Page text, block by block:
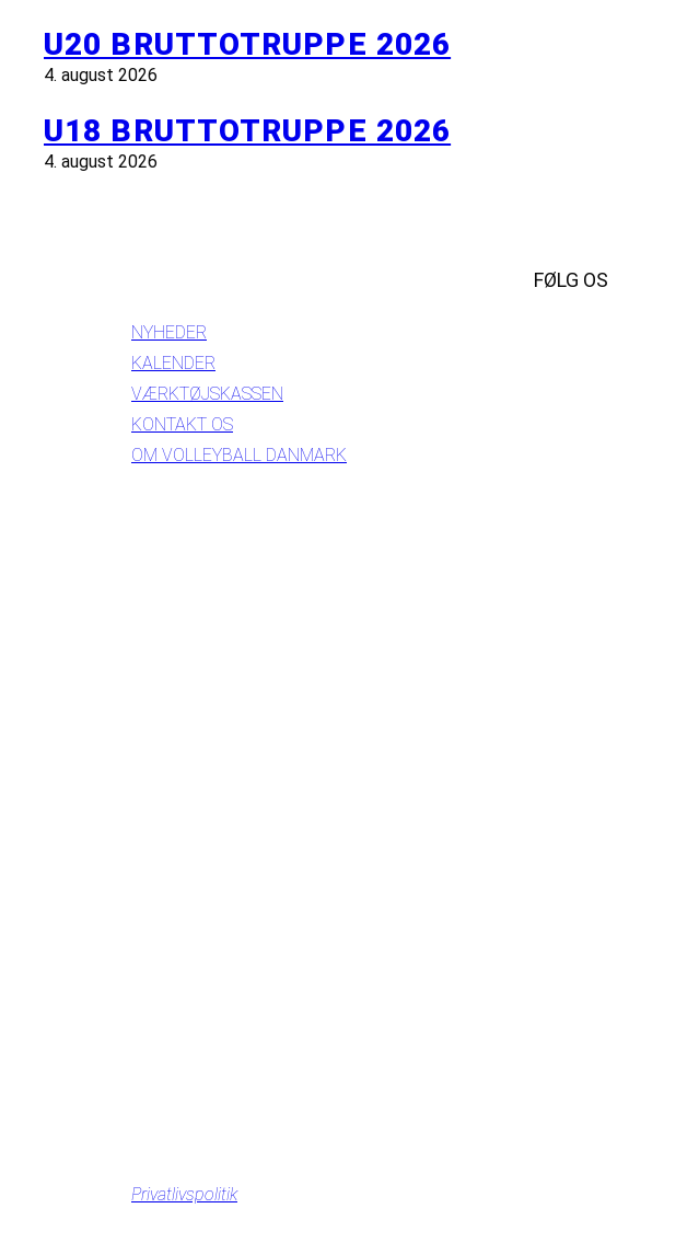
U20 BRUTTOTRUPPE 2026
4. august 2026
U18 BRUTTOTRUPPE 2026
4. august 2026
NYHEDER
KALENDER
VÆRKTØJSKASSEN
KONTAKT OS
OM VOLLEYBALL DANMARK
FØLG OS
Privatlivspolitik